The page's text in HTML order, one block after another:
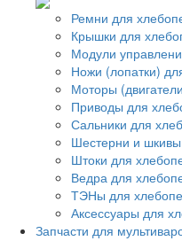
Ремни для
Крышки для
Модули
Ножи (лопатки)
Моторы
Приводы для
Сальники для
Шестерни и
Штоки для
Ведра для
ТЭНы для
Аксессуары для
Запчасти для